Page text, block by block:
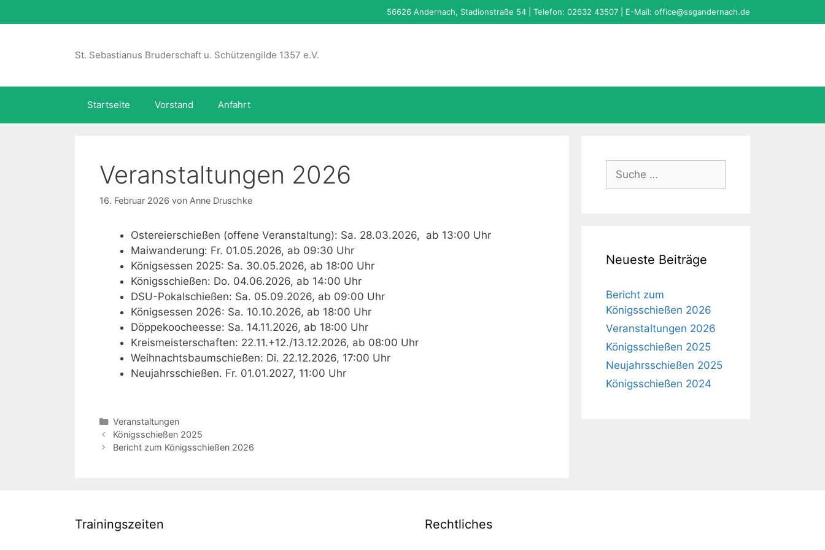
Inhalt
56626 Andernach, Stadionstraße 54 | Telefon: 02632 43507 | E-Mail: office@ssgandernach.de
St. Sebastianus Bruderschaft u. Schützengilde 1357 e.V.
Startseite Vorstand Anfahrt
Veranstaltungen 2026
16. Februar 2026 von Anne Druschke
Ostereierschießen (offene Veranstaltung): Sa. 28.03.2026, ab 13:00 Uhr
Maiwanderung: Fr. 01.05.2026, ab 09:30 Uhr
Königsessen 2025: Sa. 30.05.2026, ab 18:00 Uhr
Königsschießen: Do. 04.06.2026, ab 14:00 Uhr
DSU-Pokalschießen: Sa. 05.09.2026, ab 09:00 Uhr
Königsessen 2026: Sa. 10.10.2026, ab 18:00 Uhr
Döppekoocheesse: Sa. 14.11.2026, ab 18:00 Uhr
Kreismeisterschaften: 22.11.+12./13.12.2026, ab 08:00 Uhr
Weihnachtsbaumschießen: Di. 22.12.2026, 17:00 Uhr
Neujahrsschießen. Fr. 01.01.2027, 11:00 Uhr
Kategorien
Veranstaltungen
Beitrags-
Navigation
Königsschießen 2025
Bericht zum Königsschießen 2026
Suche
nach:
Neueste Beiträge
Bericht zum
Königsschießen 2026
Veranstaltungen 2026
Königsschießen 2025
Neujahrsschießen 2025
Königsschießen 2024
Trainingszeiten Rechtliches